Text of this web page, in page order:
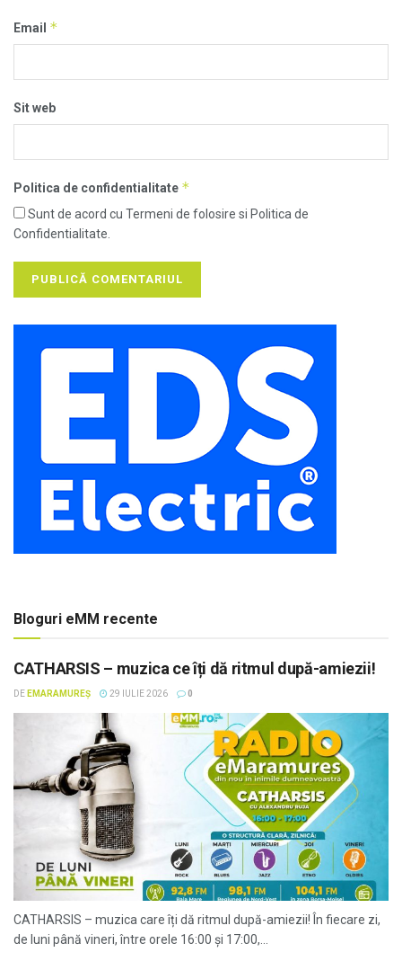
Email *
Sit web
Politica de confidentialitate *
Sunt de acord cu Termeni de folosire si Politica de
Confidentialitate.
Bloguri eMM recente
CATHARSIS – muzica ce îți dă ritmul după-amiezii!
DE EMARAMUREȘ 29 IULIE 2026 0
CATHARSIS – muzica care îți dă ritmul după-amiezii! În fiecare zi,
de luni până vineri, între orele 16:00 și 17:00,...